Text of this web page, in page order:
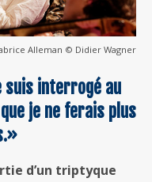
Alleman © Didier Wagner
suis interrogé au
je ne ferais plus
d’un triptyque